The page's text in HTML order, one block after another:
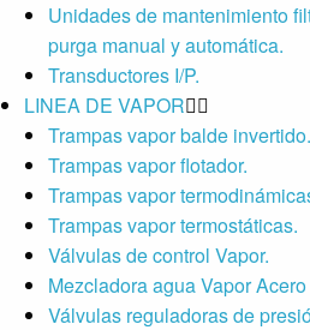
Unidades de mantenimiento
purga manual y automática.
Transductores I/P.
LINEA DE VAPOR
Trampas vapor balde invertido.
Trampas vapor flotador.
Trampas vapor
Trampas vapor termostáticas.
Válvulas de control Vapor.
Mezcladora agua Vapor
Válvulas reguladoras de